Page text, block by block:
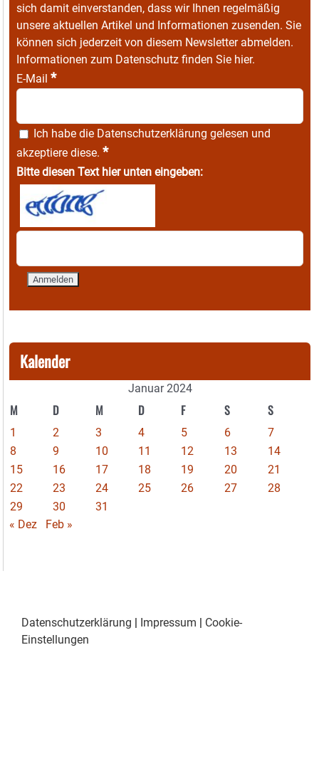
sich damit einverstanden, dass wir Ihnen regelmäßig
unsere aktuellen Artikel und Informationen zusenden. Sie
können sich jederzeit von diesem Newsletter abmelden.
Informationen zum Datenschutz finden Sie hier.
E-Mail *
Ich habe die Datenschutzerklärung gelesen und
akzeptiere diese. *
Bitte diesen Text hier unten eingeben:
Kalender
Januar 2024
M D M D F S S
1 2 3 4 5 6
7
8
9 10 11 12 13
14
15
16 17 18 19 20
21
22
23 24 25 26 27
28
29
30
31
« Dez
Feb »
Datenschutzerklärung | Impressum | Cookie-
Einstellungen